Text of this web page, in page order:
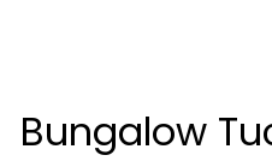
Bungalow